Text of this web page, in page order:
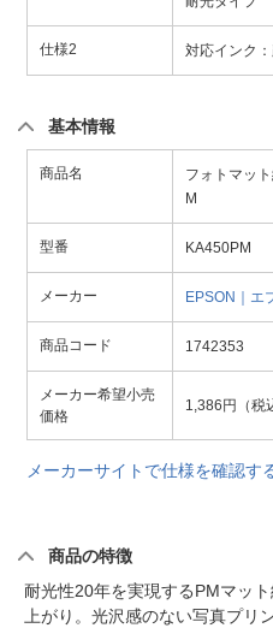
仕様2 対応インク
基本情報
商品名
フォトマッ
M
型番 KA450PM
メーカー EPSON｜エ
商品コード 1742353
メーカー希望小売
価格
1,386円（税
メーカーサイトで仕様を確認す
商品の特徴
耐光性20年を実現するPMマッ
上がり。光沢感のない写真プリ